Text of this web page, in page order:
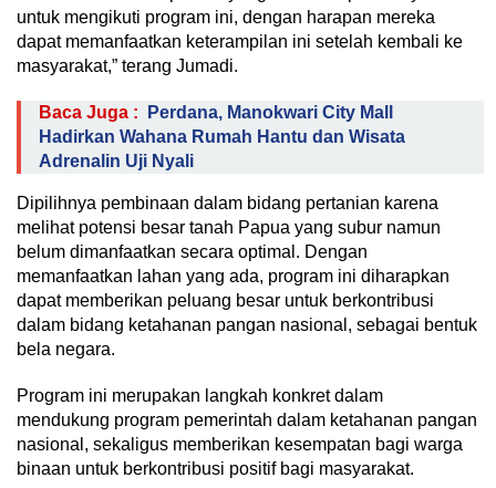
untuk mengikuti program ini, dengan harapan mereka
dapat memanfaatkan keterampilan ini setelah kembali ke
masyarakat,” terang Jumadi.
Baca Juga :
Perdana, Manokwari City Mall
Hadirkan Wahana Rumah Hantu dan Wisata
Adrenalin Uji Nyali
Dipilihnya pembinaan dalam bidang pertanian karena
melihat potensi besar tanah Papua yang subur namun
belum dimanfaatkan secara optimal. Dengan
memanfaatkan lahan yang ada, program ini diharapkan
dapat memberikan peluang besar untuk berkontribusi
dalam bidang ketahanan pangan nasional, sebagai bentuk
bela negara.
Program ini merupakan langkah konkret dalam
mendukung program pemerintah dalam ketahanan pangan
nasional, sekaligus memberikan kesempatan bagi warga
binaan untuk berkontribusi positif bagi masyarakat.